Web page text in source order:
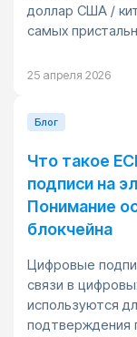
доллар США /
самых
25 апреля 2026
Блог
Что такое
подписи на
Понимание
блокчейна
Цифровые
связи в
используются
подтверждения